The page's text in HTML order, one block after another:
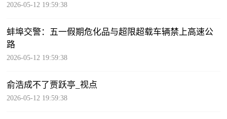
2026-05-12 19:59:38
蚌埠交警：五一假期危化品与超限超载车辆禁上高速公
路
2026-05-12 19:59:38
俞浩成不了贾跃亭_视点
2026-05-12 19:59:38